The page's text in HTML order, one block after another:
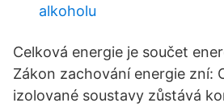
alkoholu
Celková energie je součet
Zákon zachování energie zní:
izolované soustavy zůstává